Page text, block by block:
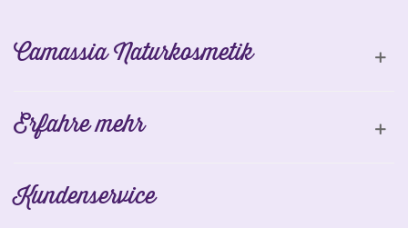
Camassia Naturkosmetik
Erfahre mehr
Kundenservice